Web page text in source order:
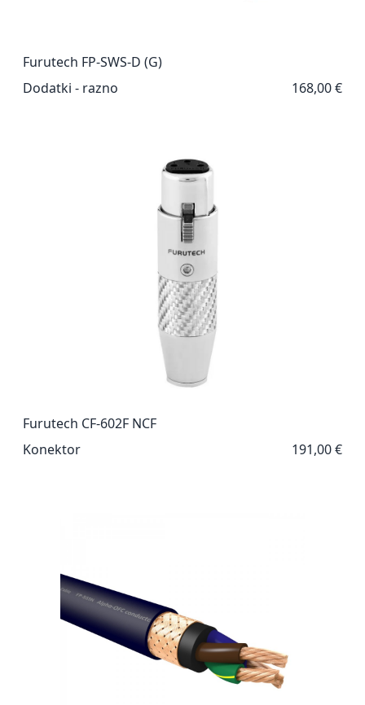
Furutech FP-SWS-D (G)
Dodatki - razno
168,00 €
Furutech CF-602F NCF
Konektor
191,00 €